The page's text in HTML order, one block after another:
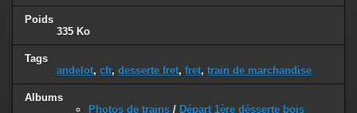
Poids
335 Ko
Tags
andelot, cfr, desserte fret, fret, train de marchandise
Albums
Photos de trains / Départ 1ère désserte bois